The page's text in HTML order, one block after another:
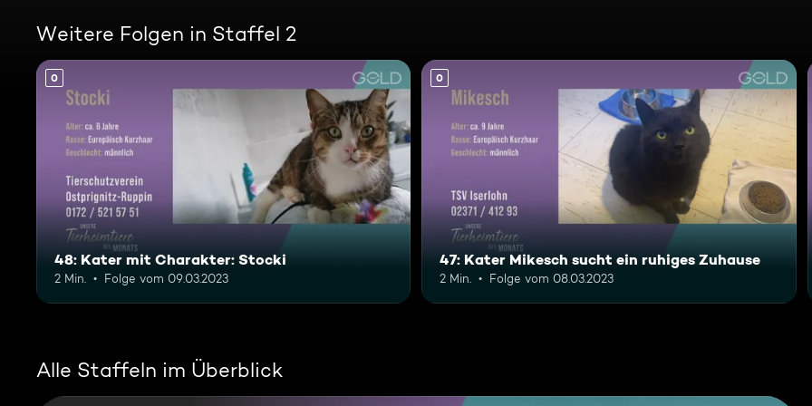
Weitere Folgen in Staffel 2
0
48: Kater mit Charakter: Stocki
2 Min. Folge vom 09.03.2023
0
47: Kater Mikesch sucht ein ruhiges Zuhause
2 Min. Folge vom 08.03.2023
Alle Staffeln im Überblick